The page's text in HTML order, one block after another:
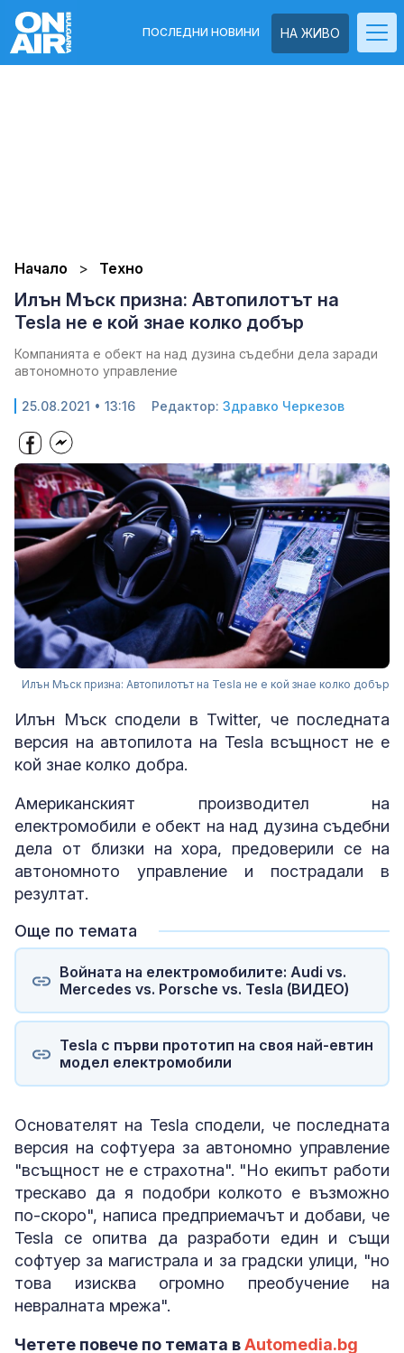
НА ЖИВО
ПОСЛЕДНИ НОВИНИ
Начало Техно
Илън Мъск призна: Автопилотът на
Tesla не е кой знае колко добър
Компанията е обект на над дузина съдебни дела заради
автономното управление
25.08.2021 • 13:16 Редактор: Здравко Черкезов
Илън Мъск призна: Автопилотът на Tesla не е кой знае колко добър
Илън Мъск сподели в Twitter, че последнaта
версия на автопилота на Tesla всъщност не е
кой знае колко добра.
Американският производител на
електромобили е обект на над дузина съдебни
дела от близки на хора, предоверили се на
автономното управление и пострадали в
резултат.
Още по темата
Войната на електромобилите: Audi vs.
Mercedes vs. Porsche vs. Tesla (ВИДЕО)
Tesla с първи прототип на своя най-евтин
модел електромобили
Основателят на Tesla сподели, че последната
версия на софтуера за автономно управление
"всъщност не е страхотна". "Но екипът работи
трескаво да я подобри колкото е възможно
по-скоро", написа предприемачът и добави, че
Tesla се опитва да разработи един и същи
софтуер за магистрала и за градски улици, "но
това изисква огромно преобучение на
невралната мрежа".
Четете повече по темата вAutomedia.bg